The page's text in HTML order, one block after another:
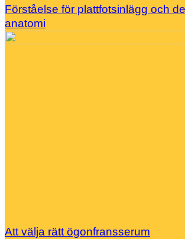
Förståelse för plattfotsinlägg och
anatomi
Att välja rätt ögonfransserum